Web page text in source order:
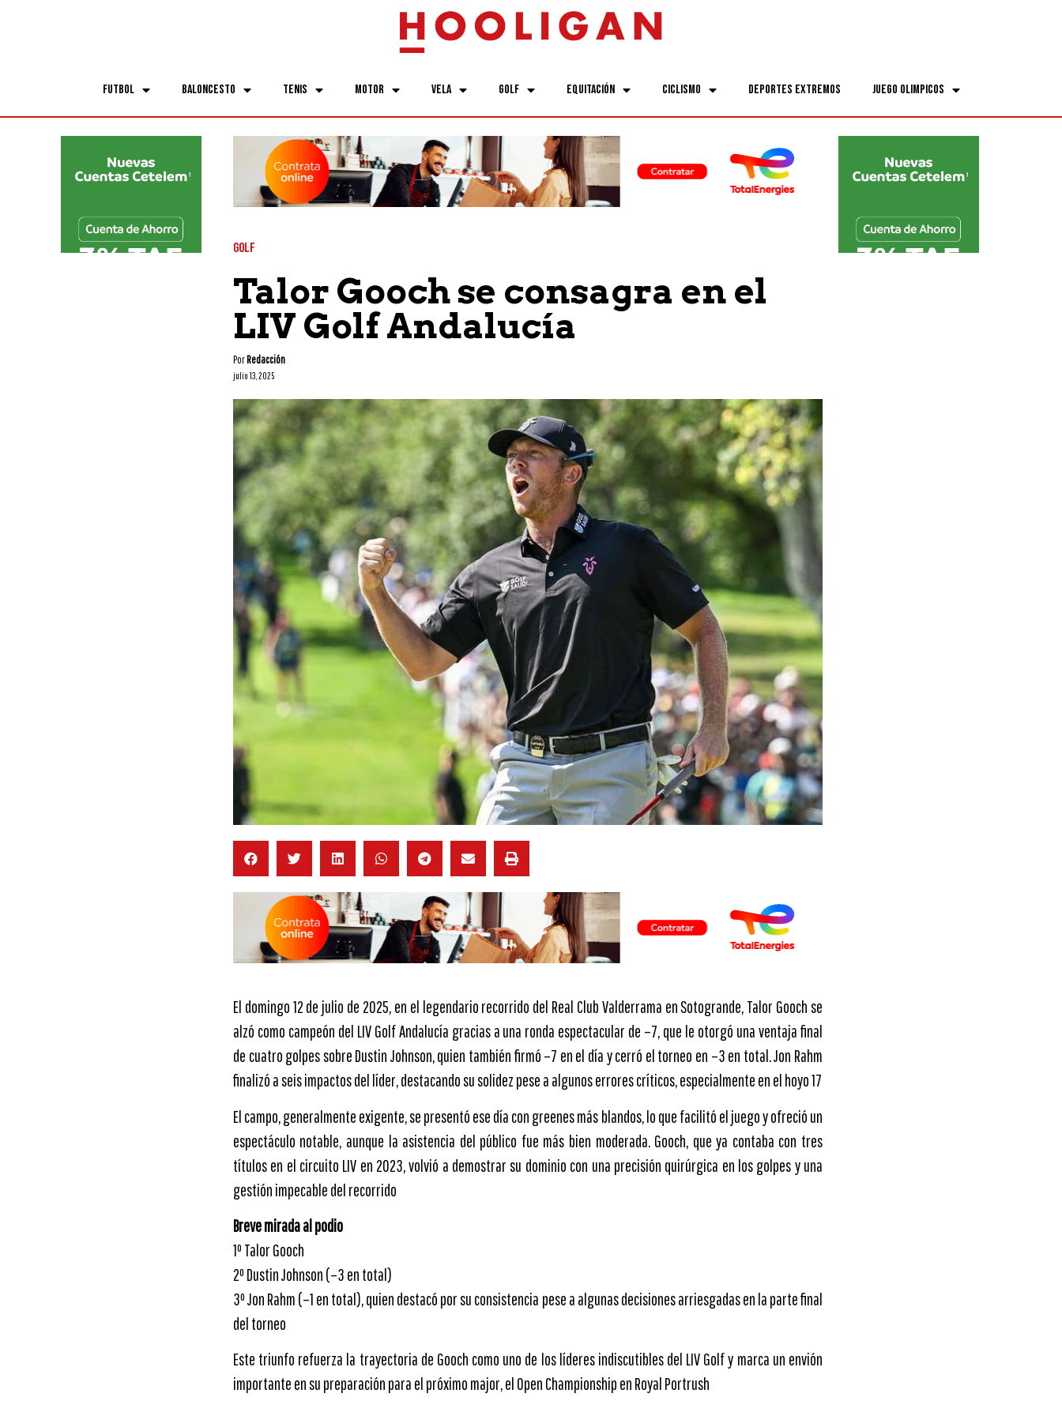
Futbol Baloncesto Tenis Motor Vela Golf Equitación Ciclismo Deportes Extremos Juego Olimpicos
GOLF
Talor Gooch se consagra en el
LIV Golf Andalucía
PorRedacción
julio 13, 2025
El domingo 12 de julio de 2025, en el legendario recorrido del Real Club Valderrama en Sotogrande, Talor Gooch se
alzó como campeón del LIV Golf Andalucía gracias a una ronda espectacular de –7, que le otorgó una ventaja final
de cuatro golpes sobre Dustin Johnson, quien también firmó –7 en el día y cerró el torneo en –3 en total. Jon Rahm
finalizó a seis impactos del líder, destacando su solidez pese a algunos errores críticos, especialmente en el hoyo 17
El campo, generalmente exigente, se presentó ese día con greenes más blandos, lo que facilitó el juego y ofreció un
espectáculo notable, aunque la asistencia del público fue más bien moderada. Gooch, que ya contaba con tres
títulos en el circuito LIV en 2023, volvió a demostrar su dominio con una precisión quirúrgica en los golpes y una
gestión impecable del recorrido
Breve mirada al podio
1º Talor Gooch
2º Dustin Johnson (–3 en total)
3º Jon Rahm (–1 en total), quien destacó por su consistencia pese a algunas decisiones arriesgadas en la parte final
del torneo
Este triunfo refuerza la trayectoria de Gooch como uno de los líderes indiscutibles del LIV Golf y marca un envión
importante en su preparación para el próximo major, el Open Championship en Royal Portrush